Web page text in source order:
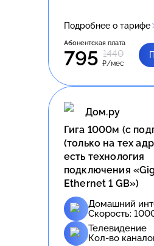
Подробнее о тарифе
Абонентская плата
795 1440
₽/мес
Дом.ру
Гига 1000м (с
(только на тех
есть технология
подключения
Ethernet 1 GB»)
Домашний
Скорость:
Телевидение
Кол-во